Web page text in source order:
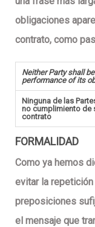
obligaciones
contrato, como
Neither Party shall
performance of its
Ninguna de las
no cumplimiento de
contrato
FORMALIDAD
Como ya hemos
evitar la
preposiciones
el mensaje que